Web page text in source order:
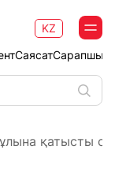
Саясат
KZ
қатысты